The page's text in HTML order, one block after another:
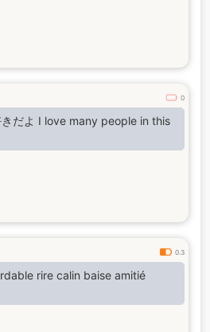
0
きだよ I love many people in this
0.3
rire calin baise amitié